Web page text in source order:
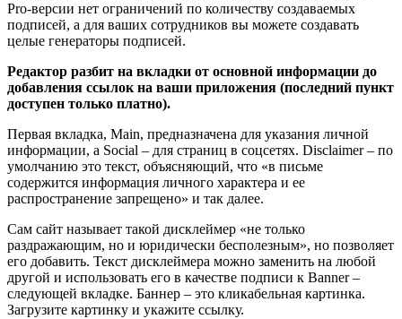
Pro-версии нет ограничений по количеству создаваемых
подписей, а для ваших сотрудников вы можете создавать
целые генераторы подписей.
Редактор разбит на вкладки от основной информации до
добавления ссылок на ваши приложения (последний пункт
доступен только платно).
Первая вкладка, Main, предназначена для указания личной
информации, а Social – для страниц в соцсетях. Disclaimer – по
умолчанию это текст, объясняющий, что «в письме
содержится информация личного характера и ее
распространение запрещено» и так далее.
Сам сайт называет такой дисклеймер «не только
раздражающим, но и юридически бесполезным», но позволяет
его добавить. Текст дисклеймера можно заменить на любой
другой и использовать его в качестве подписи к Banner –
следующей вкладке. Баннер – это кликабельная картинка.
Загрузите картинку и укажите ссылку.